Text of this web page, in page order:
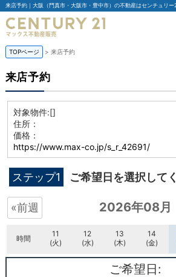
来店予約｜大阪（門真市・大阪市・豊中市）の不動産はセンチュリー
TOPページ 来店予約
来店予約
対象物件:[]
住所：
価格：
https://www.max-co.jp/s_r_42691/
ステップ1 ご希望日を選択して
«前週 2026年08月
時間
11
(火)
12
(水)
13
(木)
14
(金)
ご希望日: